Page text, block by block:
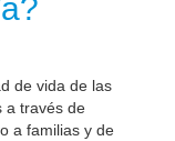
de vida de las
a través de
a familias y de